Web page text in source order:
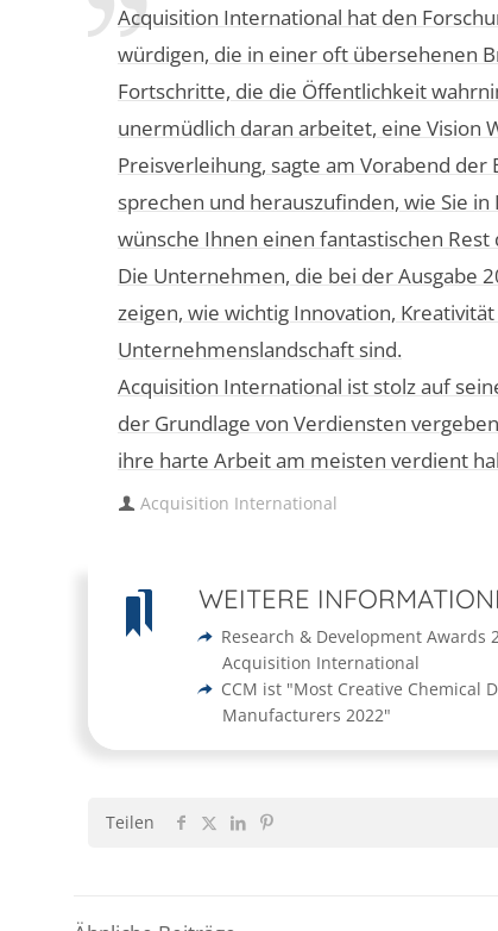
Acquisition International hat den
würdigen, die in einer oft übersehenen
Fortschritte, die die Öffentlichkeit
unermüdlich daran arbeitet, eine Vision
Preisverleihung, sagte am Vorabend
sprechen und herauszufinden, wie Sie
wünsche Ihnen einen fantastischen
Die Unternehmen, die bei der Ausgabe
zeigen, wie wichtig Innovation,
Unternehmenslandschaft sind.
Acquisition International ist stolz auf
der Grundlage von Verdiensten
ihre harte Arbeit am meisten verdient
Acquisition International
WEITERE
Research & Development Awards
Acquisition International
CCM ist "Most Creative Chemical
Manufacturers 2022"
Teilen